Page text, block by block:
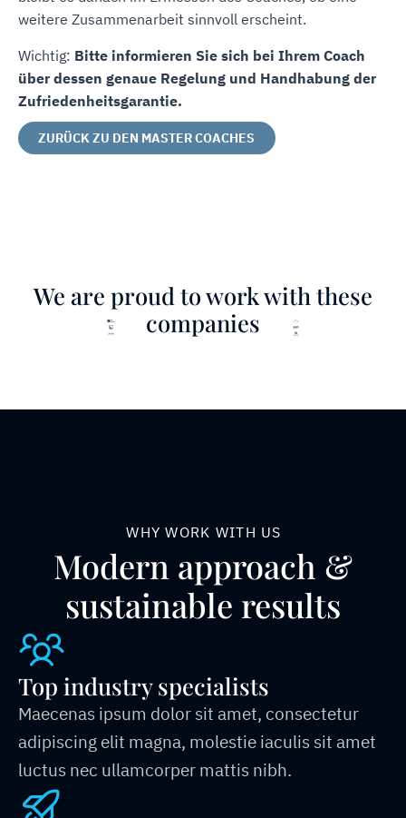
weitere Zusammenarbeit sinnvoll erscheint.
Wichtig: Bitte informieren Sie sich bei Ihrem Coach
über dessen genaue Regelung und Handhabung der
Zufriedenheitsgarantie.
ZURÜCK ZU DEN MASTER COACHES
We are proud to work with these
companies
WHY WORK WITH US
Modern approach &
sustainable results
Top industry specialists
Maecenas ipsum dolor sit amet, consectetur
adipiscing elit magna, molestie iaculis sit amet
luctus nec ullamcorper mattis nibh.